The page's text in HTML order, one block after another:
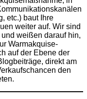
etc.) baut Ihre
weiter auf. Wir sind
weißen darauf hin,
Warmakquise-
auf der Ebene der
direkt am
den